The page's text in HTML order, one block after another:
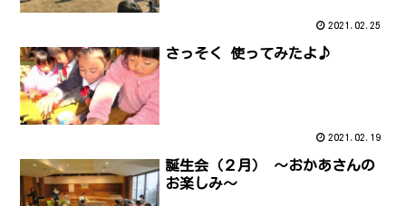
2021.02.25
さっそく 使ってみたよ♪
2021.02.19
誕生会（２月） ～おかあさんの
お楽しみ～